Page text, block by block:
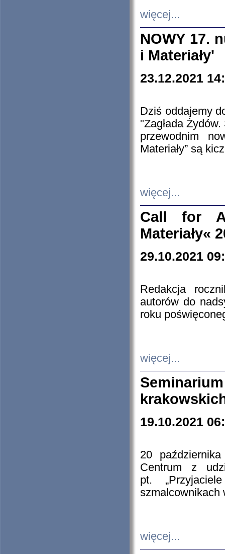
więcej...
NOWY 17.
i Materiały'
23.12.2021
Dziś oddajemy
"Zagłada
przewodnim
Materiały” są
więcej...
Call for
Materiały«
29.10.2021
Redakcja
autorów do
roku
więcej...
19.10.2021
20
Centrum z
pt.
szmalcownikach
więcej...